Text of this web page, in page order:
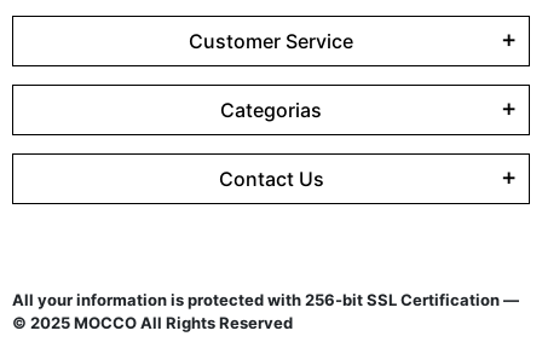
Customer Service
Categorias
Contact Us
All your information is protected with 256-bit SSL Certification —
© 2025 MOCCO All Rights Reserved